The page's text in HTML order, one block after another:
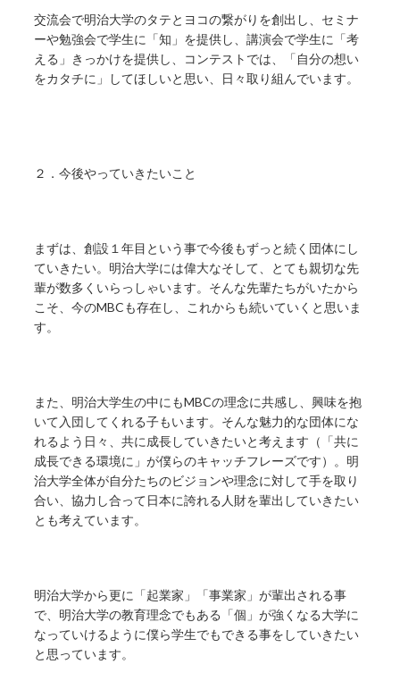
交流会で明治大学のタテとヨコの繋がりを創出し、セミナ
ーや勉強会で学生に「知」を提供し、講演会で学生に「考
える」きっかけを提供し、コンテストでは、「自分の想い
をカタチに」してほしいと思い、日々取り組んでいます。
２．今後やっていきたいこと
まずは、創設１年目という事で今後もずっと続く団体にし
ていきたい。明治大学には偉大なそして、とても親切な先
輩が数多くいらっしゃいます。そんな先輩たちがいたから
こそ、今のMBCも存在し、これからも続いていくと思いま
す。
また、明治大学生の中にもMBCの理念に共感し、興味を抱
いて入団してくれる子もいます。そんな魅力的な団体にな
れるよう日々、共に成長していきたいと考えます（「共に
成長できる環境に」が僕らのキャッチフレーズです）。明
治大学全体が自分たちのビジョンや理念に対して手を取り
合い、協力し合って日本に誇れる人財を輩出していきたい
とも考えています。
明治大学から更に「起業家」「事業家」が輩出される事
で、明治大学の教育理念でもある「個」が強くなる大学に
なっていけるように僕ら学生でもできる事をしていきたい
と思っています。